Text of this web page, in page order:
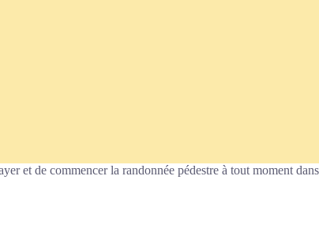
et de commencer la randonnée pédestre à tout moment